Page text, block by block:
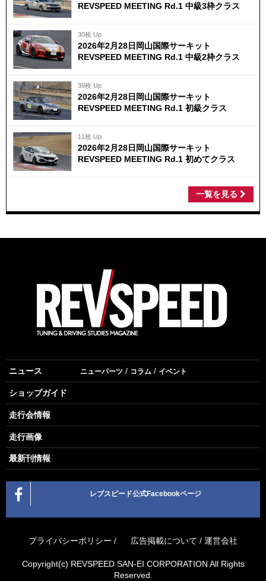
REVSPEED MEETING Rd.1 中級3枠クラス
30枚 Up
2026年2月28日岡山国際サーキット
REVSPEED MEETING Rd.1 中級2枠クラス
39枚 Up
2026年2月28日岡山国際サーキット
REVSPEED MEETING Rd.1 初級クラス
11枚 Up
2026年2月28日岡山国際サーキット
REVSPEED MEETING Rd.1 初めてクラス
一覧を見る
ニュース ニューパーツ コラム イベント
ショップガイド
走行会情報
走行画像
最新刊情報
レブスピード公式Facebookページ
プライバシーポリシー / 広告掲載について / 運営会社
Copyright(c) REVSPEED SAN-EI CORPORATION All Rights
Reserved.